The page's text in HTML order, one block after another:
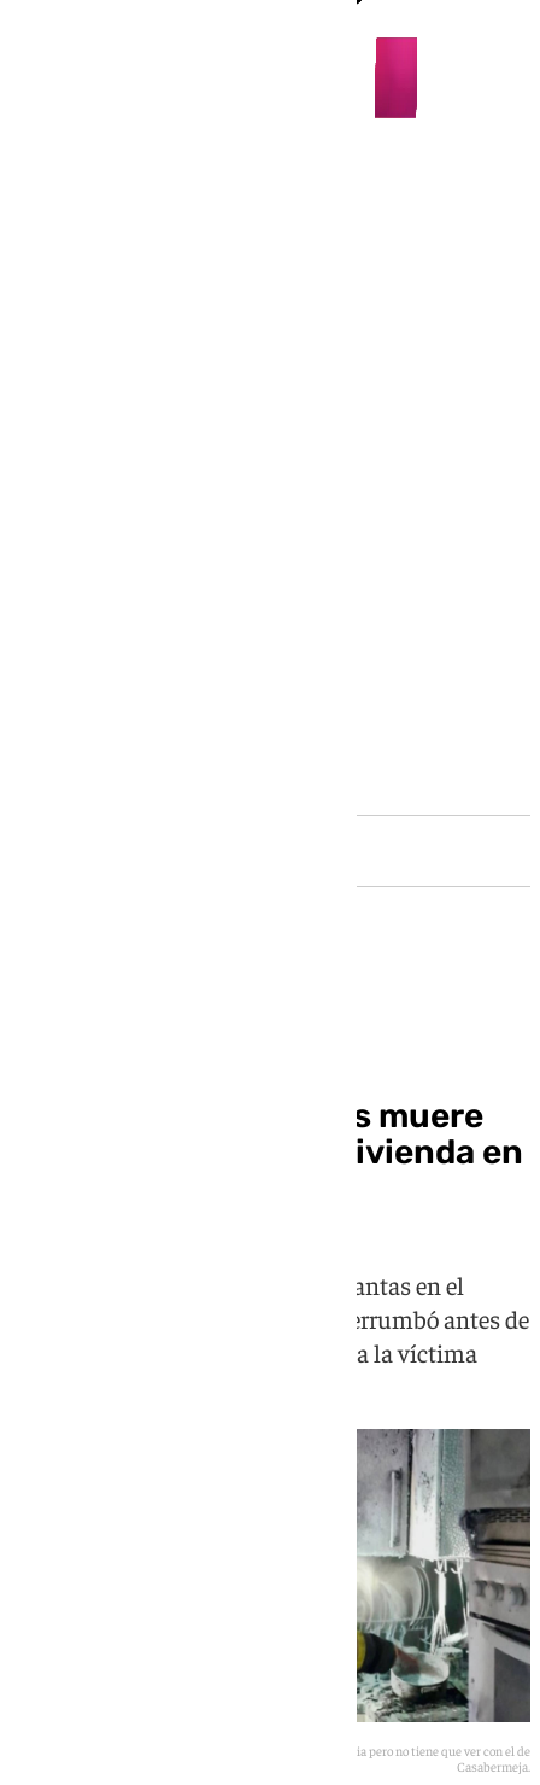
Un hombre de 75 años muere
en el incendio de su vivienda en
El fuego arrasó una casa de dos plantas en el
paraje Los Portales y el techo se derrumbó antes de
que los bomberos pudieran llegar a la víctima
Imagen de archivo de un incendio similar reciente en la provincia pero no tiene que ver con el de
Casabermeja.